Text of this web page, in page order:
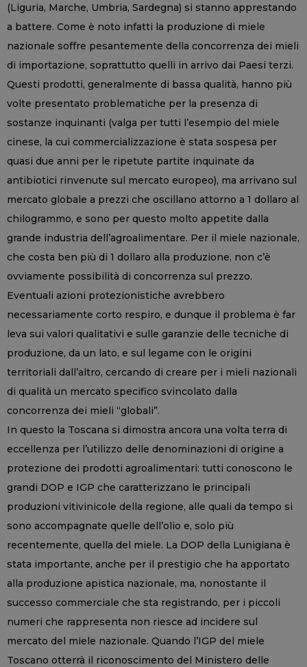
(Liguria, Marche, Umbria, Sardegna) si stanno apprestando
a battere. Come è noto infatti la produzione di miele
nazionale soffre pesantemente della concorrenza dei mieli
di importazione, soprattutto quelli in arrivo dai Paesi terzi.
Questi prodotti, generalmente di bassa qualità, hanno più
volte presentato problematiche per la presenza di
sostanze inquinanti (valga per tutti l’esempio del miele
cinese, la cui commercializzazione è stata sospesa per
quasi due anni per le ripetute partite inquinate da
antibiotici rinvenute sul mercato europeo), ma arrivano sul
mercato globale a prezzi che oscillano attorno a 1 dollaro al
chilogrammo, e sono per questo molto appetite dalla
grande industria dell’agroalimentare. Per il miele nazionale,
che costa ben più di 1 dollaro alla produzione, non c’è
ovviamente possibilità di concorrenza sul prezzo.
Eventuali azioni protezionistiche avrebbero
necessariamente corto respiro, e dunque il problema è far
leva sui valori qualitativi e sulle garanzie delle tecniche di
produzione, da un lato, e sul legame con le origini
territoriali dall’altro, cercando di creare per i mieli nazionali
di qualità un mercato specifico svincolato dalla
concorrenza dei mieli “globali”.
In questo la Toscana si dimostra ancora una volta terra di
eccellenza per l’utilizzo delle denominazioni di origine a
protezione dei prodotti agroalimentari: tutti conoscono le
grandi DOP e IGP che caratterizzano le principali
produzioni vitivinicole della regione, alle quali da tempo si
sono accompagnate quelle dell’olio e, solo più
recentemente, quella del miele. La DOP della Lunigiana è
stata importante, anche per il prestigio che ha apportato
alla produzione apistica nazionale, ma, nonostante il
successo commerciale che sta registrando, per i piccoli
numeri che rappresenta non riesce ad incidere sul
mercato del miele nazionale. Quando l’IGP del miele
Toscano otterrà il riconoscimento del Ministero delle